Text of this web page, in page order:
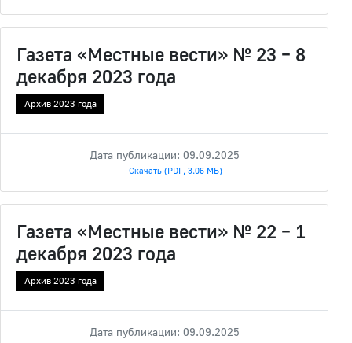
Газета «Местные вести» № 23 – 8
декабря 2023 года
Архив 2023 года
Дата публикации: 09.09.2025
Скачать (PDF, 3.06 МБ)
Газета «Местные вести» № 22 – 1
декабря 2023 года
Архив 2023 года
Дата публикации: 09.09.2025